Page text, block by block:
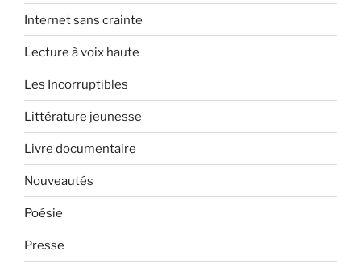
Internet sans crainte
Lecture à voix haute
Les Incorruptibles
Littérature jeunesse
Livre documentaire
Nouveautés
Poésie
Presse